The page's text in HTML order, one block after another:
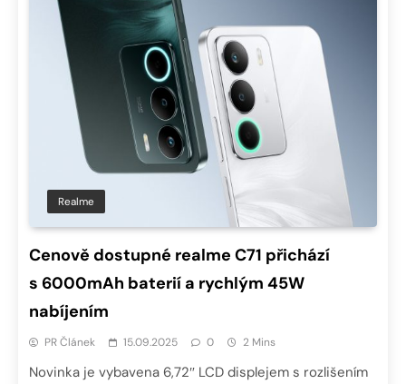
Realme
Cenově dostupné realme C71 přichází
s 6000mAh baterií a rychlým 45W
nabíjením
PR Článek 15.09.2025 0 2 Mins
Novinka je vybavena 6,72″ LCD displejem s rozlišením